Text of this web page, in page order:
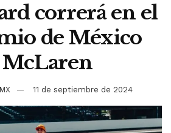
correrá en el
de México
11 de septiembre de 2024